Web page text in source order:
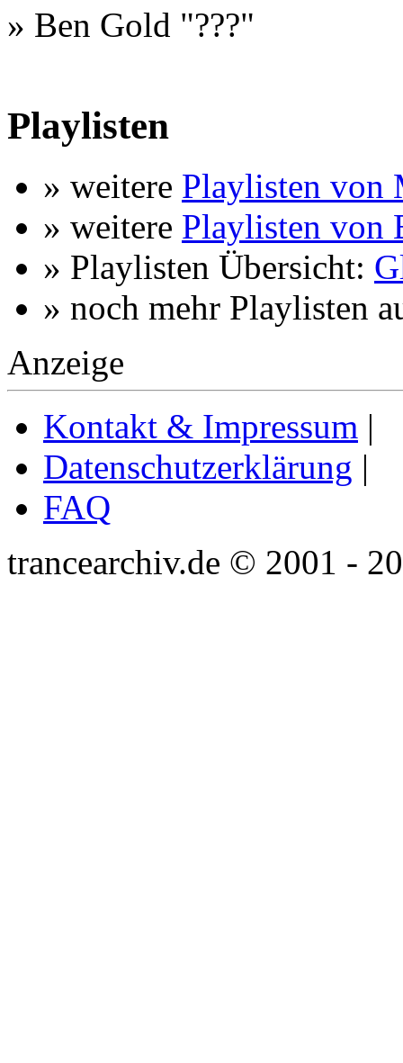
» Ben Gold "???"
Playlisten
» weitere Playlisten von
» weitere Playlisten von
» Playlisten Übersicht:
» noch mehr Playlisten
Anzeige
Kontakt & Impressum |
Datenschutzerklärung |
FAQ
trancearchiv.de © 2001 -